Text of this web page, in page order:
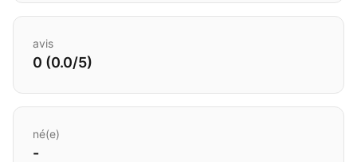
avis
0 (0.0/5)
né(e)
-